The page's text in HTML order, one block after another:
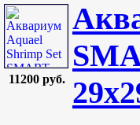
11200 руб.